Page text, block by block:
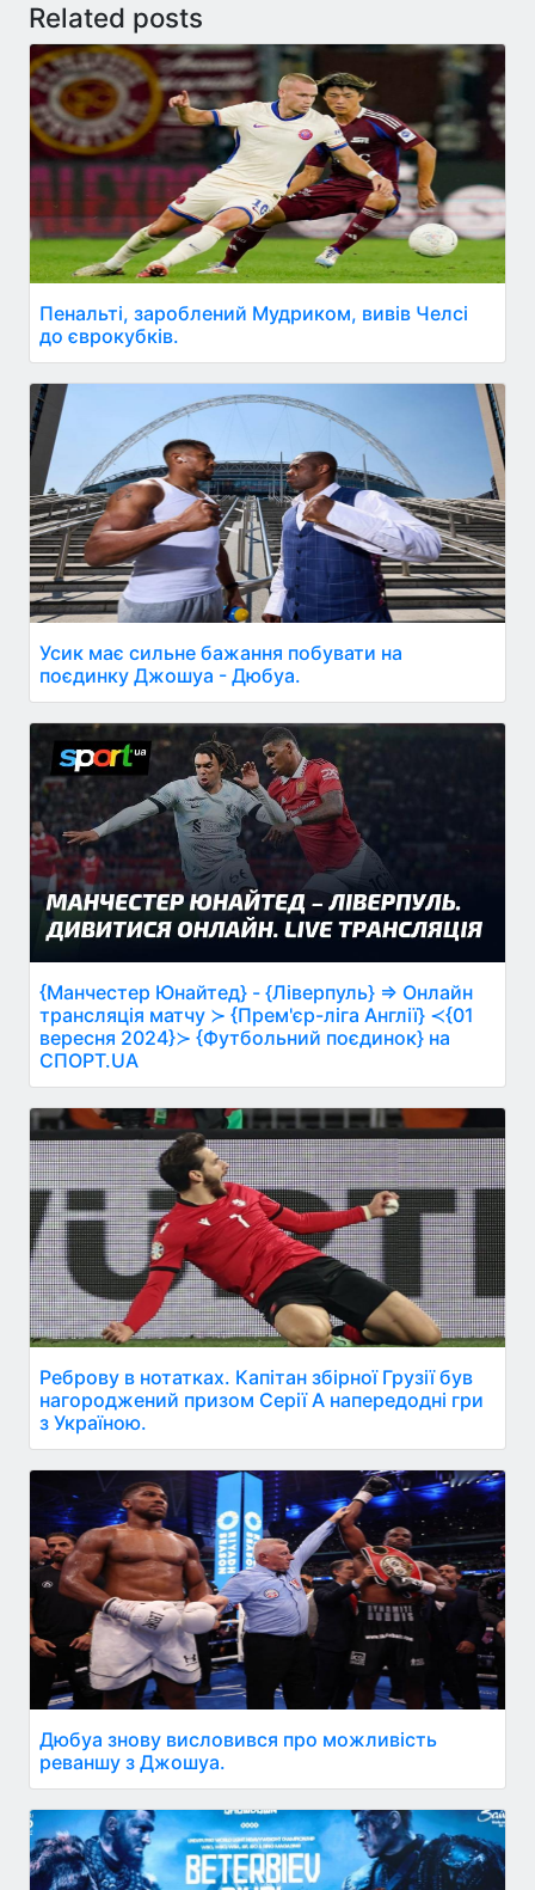
Related posts
Пенальті, зароблений Мудриком, вивів Челсі
до єврокубків.
Усик має сильне бажання побувати на
поєдинку Джошуа - Дюбуа.
{Манчестер Юнайтед} - {Ліверпуль} ⇒ Онлайн
трансляція матчу ≻ {Прем'єр-ліга Англії} ≺{01
вересня 2024}≻ {Футбольний поєдинок} на
СПОРТ.UA
Реброву в нотатках. Капітан збірної Грузії був
нагороджений призом Серії A напередодні гри
з Україною.
Дюбуа знову висловився про можливість
реваншу з Джошуа.